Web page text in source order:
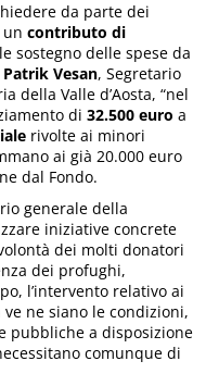
da parte dei
uncontributo di
sostegno delle spese da
Patrik Vesan, Segretario
della Valle d’Aosta, “nel
di32.500 euroa
rivolte ai minori
ai già 20.000 euro
dal Fondo.
generale della
iniziative concrete
dei molti donatori
dei profughi,
l’intervento relativo ai
ne siano le condizioni,
pubbliche a disposizione
comunque di